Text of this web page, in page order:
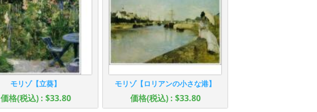
モリゾ【立葵】
価格(税込) : $33.80
モリゾ【ロリアンの小さな港】
価格(税込) : $33.80